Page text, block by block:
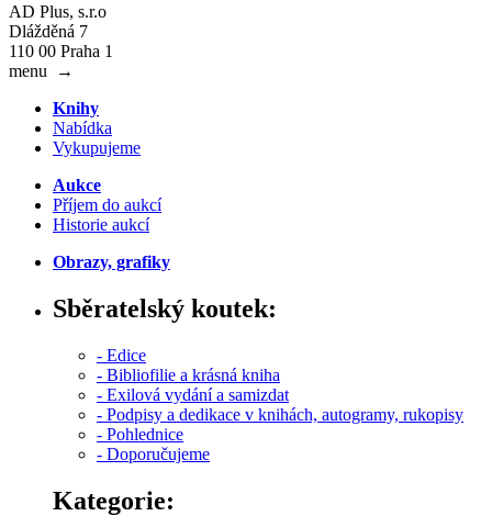
AD Plus, s.r.o
Dlážděná 7
110 00 Praha 1
menu
→
Knihy
Nabídka
Vykupujeme
Aukce
Příjem do aukcí
Historie aukcí
Obrazy, grafiky
Sběratelský koutek:
- Edice
- Bibliofilie a krásná kniha
- Exilová vydání a samizdat
- Podpisy a dedikace v knihách, autogramy, rukopisy
- Pohlednice
- Doporučujeme
Kategorie: